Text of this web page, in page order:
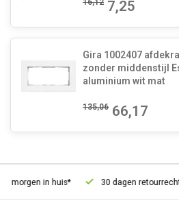
16,12 7,25
Gira 1002407
zonder middenstijl
aluminium wit mat
135,06 66,17
in huis* 30 dagen retourrecht